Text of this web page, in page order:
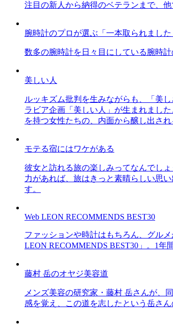
注目の新人から納得のベテランまで、
腕時計のプロが選ぶ「一本取られました
数多の腕時計を日々目にしている腕時
美しい人
ルッキズム批判を生みながらも、「美
ラビア企画「美しい人」が生まれまし
を持つ女性たちの、内面から醸し出さ
モテる宿にはワケがある
彼女と訪れる旅の楽しみってなんでし
力があれば、旅はきっと素晴らしい思
す。
Web LEON RECOMMENDS BEST30
ファッションや時計はもちろん、グル
LEON RECOMMENDS BEST30」。1年
藤村 岳のオヤジ美容道
メンズ美容の研究家・藤村 岳さんが、
感を覚え、この道を志したという岳さ